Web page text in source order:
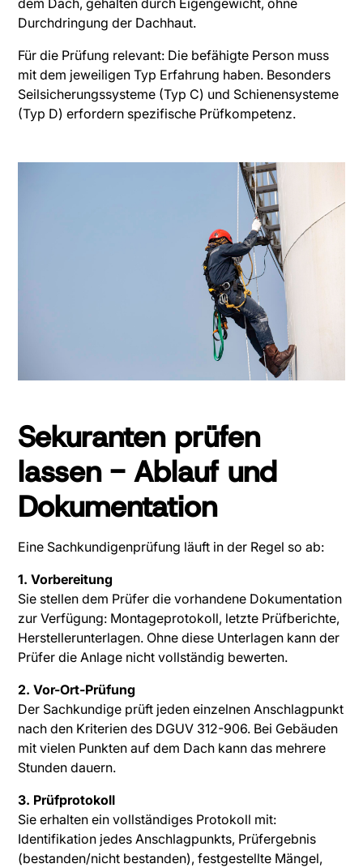
dem Dach, gehalten durch Eigengewicht, ohne
Durchdringung der Dachhaut.
Für die Prüfung relevant: Die befähigte Person muss
mit dem jeweiligen Typ Erfahrung haben. Besonders
Seilsicherungssysteme (Typ C) und Schienensysteme
(Typ D) erfordern spezifische Prüfkompetenz.
Sekuranten prüfen
lassen - Ablauf und
Dokumentation
Eine Sachkundigenprüfung läuft in der Regel so ab:
1. Vorbereitung
Sie stellen dem Prüfer die vorhandene Dokumentation
zur Verfügung: Montageprotokoll, letzte Prüfberichte,
Herstellerunterlagen. Ohne diese Unterlagen kann der
Prüfer die Anlage nicht vollständig bewerten.
2. Vor-Ort-Prüfung
Der Sachkundige prüft jeden einzelnen Anschlagpunkt
nach den Kriterien des DGUV 312-906. Bei Gebäuden
mit vielen Punkten auf dem Dach kann das mehrere
Stunden dauern.
3. Prüfprotokoll
Sie erhalten ein vollständiges Protokoll mit:
Identifikation jedes Anschlagpunkts, Prüfergebnis
(bestanden/nicht bestanden), festgestellte Mängel,